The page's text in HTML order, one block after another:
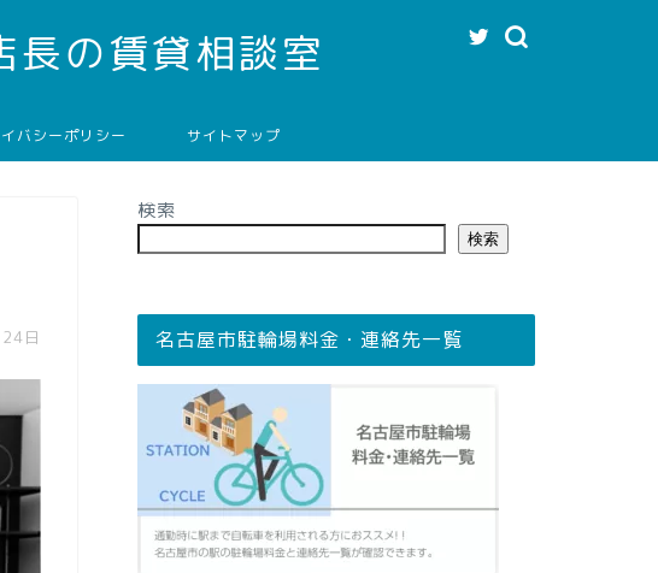
長の賃貸相談室
バシーポリシー サイトマップ
日
検索
検索
名古屋市駐輪場料金・連絡先一覧